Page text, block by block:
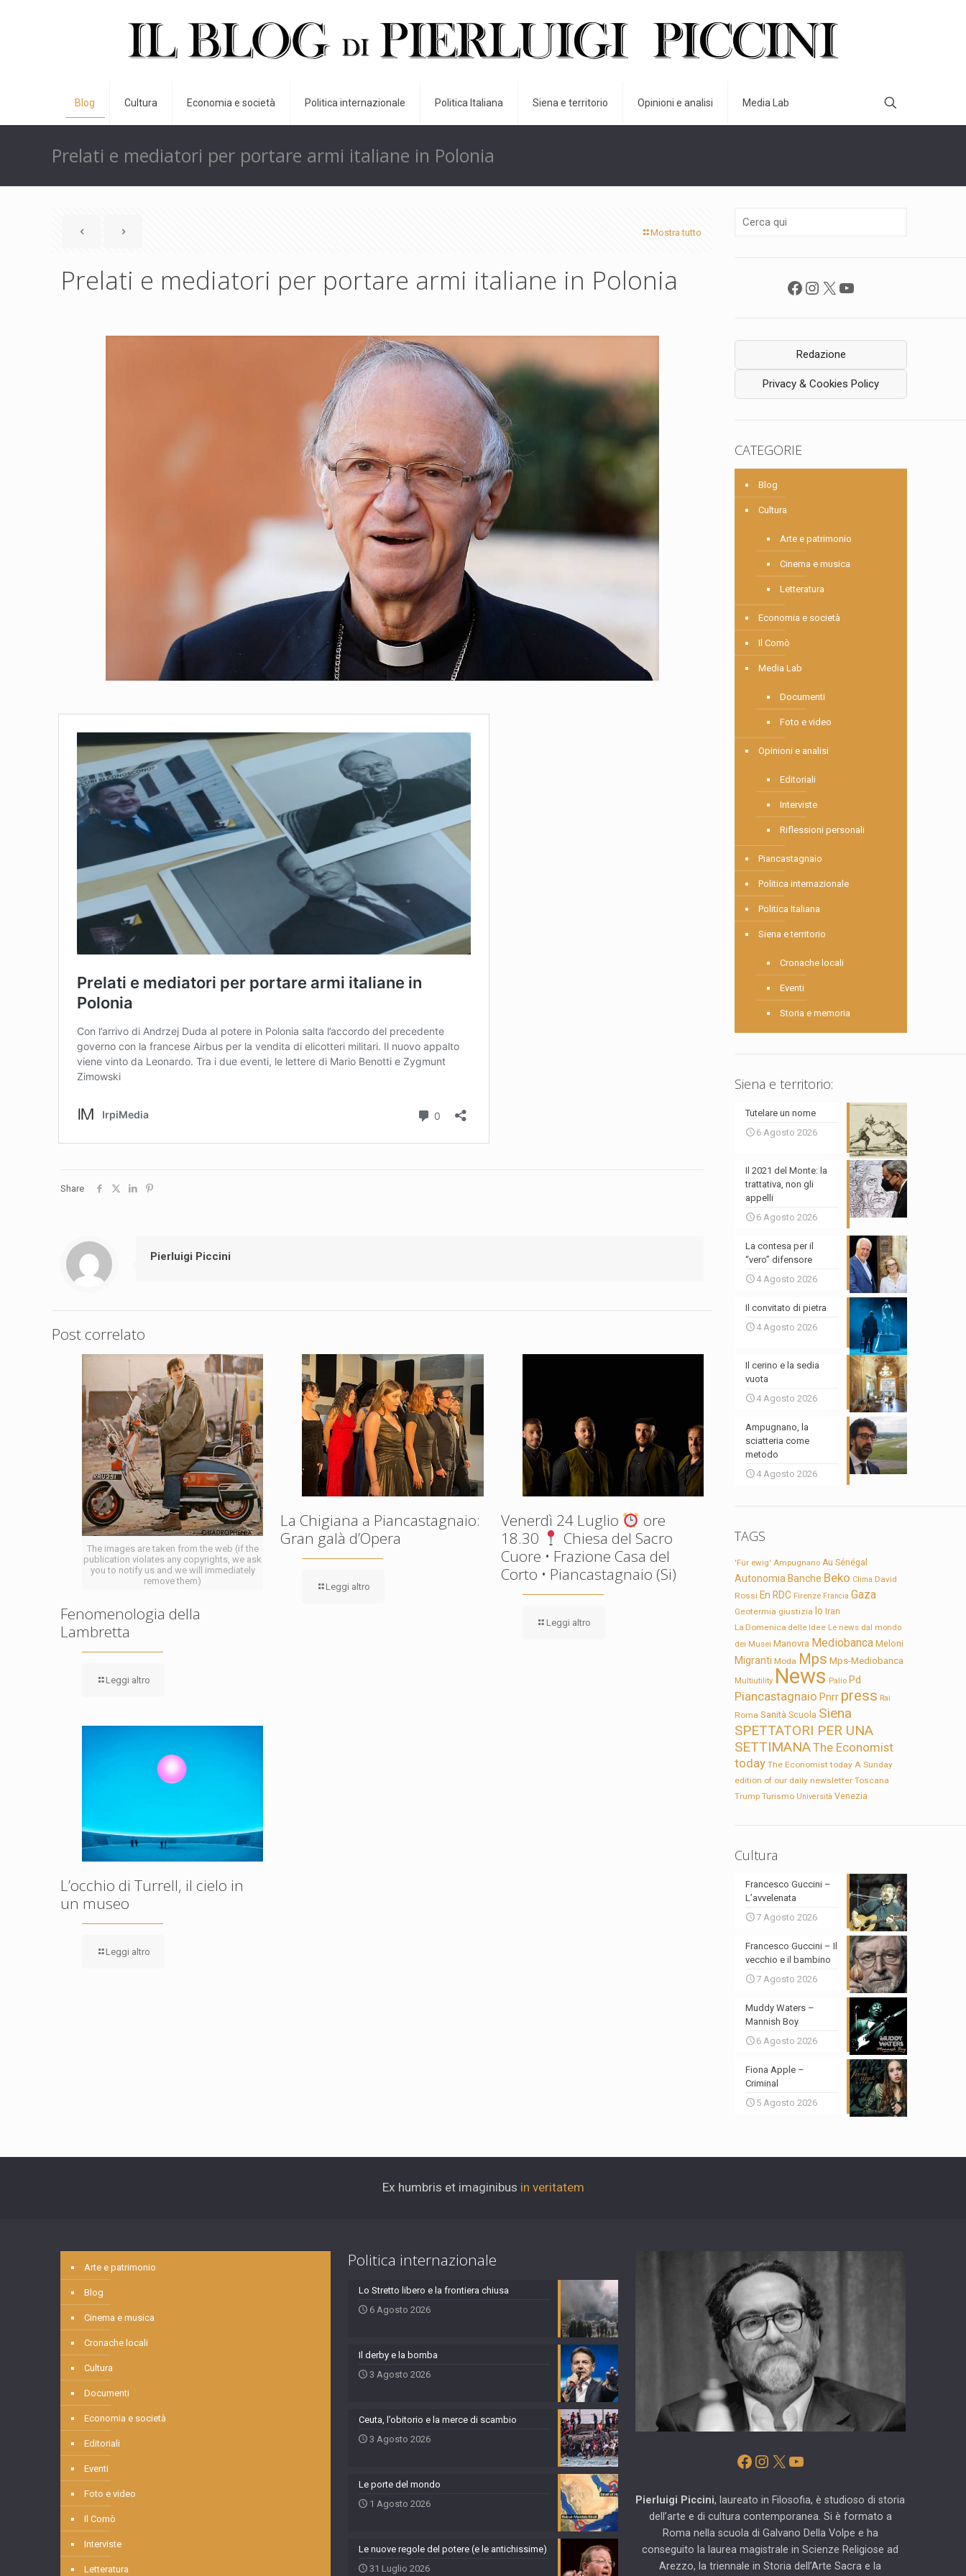
Blog Cultura Economia e società Politica internazionale Politica Italiana Siena e territorio Opinioni e analisi Media Lab
Prelati e mediatori per portare armi italiane in Polonia
Mostra tutto
Prelati e mediatori per portare armi italiane in Polonia
Share
Pierluigi Piccini
Post correlato
The images are taken from the web (if the
publication violates any copyrights, we ask
you to notify us and we will immediately
remove them)
Fenomenologia della
Lambretta
Leggi altro
La Chigiana a Piancastagnaio:
Gran galà d’Opera
Leggi altro
Venerdì 24 Luglio
ore
18.30
Chiesa del Sacro
Cuore • Frazione Casa del
Corto • Piancastagnaio (Si)
Leggi altro
L’occhio di Turrell, il cielo in
un museo
Leggi altro
Facebook
Instagram
X YouTube
Redazione
Privacy & Cookies Policy
CATEGORIE
Blog
Cultura
Arte e patrimonio
Cinema e musica
Letteratura
Economia e società
Il Comò
Media Lab
Documenti
Foto e video
Opinioni e analisi
Editoriali
Interviste
Riflessioni personali
Piancastagnaio
Politica internazionale
Politica Italiana
Siena e territorio
Cronache locali
Eventi
Storia e memoria
Siena e territorio:
Tutelare un nome
6 Agosto 2026
Il 2021 del Monte: la
trattativa, non gli
appelli
6 Agosto 2026
La contesa per il
“vero” difensore
4 Agosto 2026
Il convitato di pietra
4 Agosto 2026
Il cerino e la sedia
vuota
4 Agosto 2026
Ampugnano, la
sciatteria come
metodo
4 Agosto 2026
TAGS
'Für ewig' Ampugnano Au Sénégal
Autonomia Banche Beko Clima David
Rossi En RDC Firenze Francia Gaza
Geotermia giustizia Io Iran
La Domenica delle Idee Le news dal mondo
dei Musei Manovra Mediobanca Meloni
Migranti Moda Mps Mps-Mediobanca
Multiutility News Palio Pd
Piancastagnaio Pnrr press Rai
Roma Sanità Scuola Siena
SPETTATORI PER UNA
SETTIMANAThe Economist
today The Economist today A Sunday
edition of our daily newsletter Toscana
Trump Turismo Università Venezia
Cultura
Francesco Guccini –
L’avvelenata
7 Agosto 2026
Francesco Guccini – Il
vecchio e il bambino
7 Agosto 2026
Muddy Waters –
Mannish Boy
6 Agosto 2026
Fiona Apple –
Criminal
5 Agosto 2026
Ex humbris et imaginibus in veritatem
Arte e patrimonio
Blog
Cinema e musica
Cronache locali
Cultura
Documenti
Economia e società
Editoriali
Eventi
Foto e video
Il Comò
Interviste
Letteratura
Politica internazionale
Lo Stretto libero e la frontiera chiusa
6 Agosto 2026
Il derby e la bomba
3 Agosto 2026
Ceuta, l’obitorio e la merce di scambio
3 Agosto 2026
Le porte del mondo
1 Agosto 2026
Le nuove regole del potere (e le antichissime)
31 Luglio 2026
Facebook
Instagram
X YouTube
Pierluigi Piccini, laureato in Filosofia, è studioso di storia
dell’arte e di cultura contemporanea. Si è formato a
Roma nella scuola di Galvano Della Volpe e ha
conseguito la laurea magistrale in Scienze Religiose ad
Arezzo, la triennale in Storia dell’Arte Sacra e la